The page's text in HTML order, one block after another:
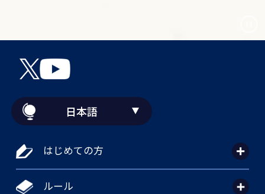
日本語
はじめての方
ルール